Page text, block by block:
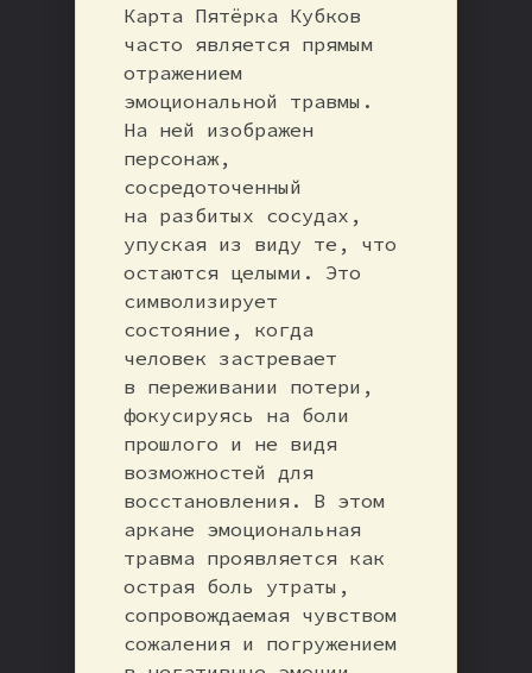
Карта Пятёрка Кубков
часто является прямым
отражением
эмоциональной травмы.
На ней изображен
персонаж,
сосредоточенный
на разбитых сосудах,
упуская из виду те, что
остаются целыми. Это
символизирует
состояние, когда
человек застревает
в переживании потери,
фокусируясь на боли
прошлого и не видя
возможностей для
восстановления. В этом
аркане эмоциональная
травма проявляется как
острая боль утраты,
сопровождаемая чувством
сожаления и погружением